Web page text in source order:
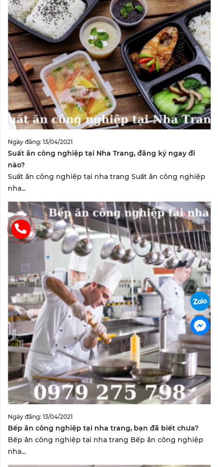
Ngày đăng: 13/04/2021
Suất ăn công nghiệp tại Nha Trang, đăng ký ngay đi
nào?
Suất ăn công nghiệp tại nha trang Suất ăn công nghiệp
nha...
Ngày đăng: 13/04/2021
Bếp ăn công nghiệp tại nha trang, bạn đã biết chưa?
Bếp ăn công nghiệp tại nha trang Bếp ăn công nghiệp
nha...